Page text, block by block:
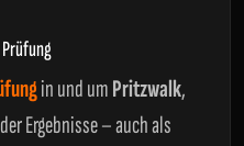
Prüfung
in und umPritzwalk,
Ergebnisse – auch als